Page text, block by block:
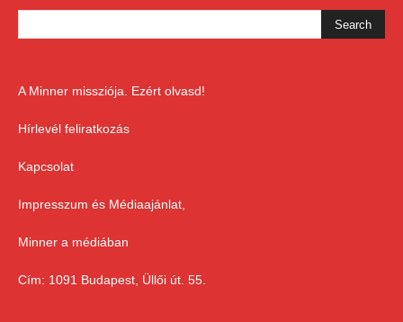
A Minner missziója. Ezért olvasd!
Hírlevél feliratkozás
Kapcsolat
Impresszum és Médiaajánlat,
Minner a médiában
Cím: 1091 Budapest, Üllői út. 55.